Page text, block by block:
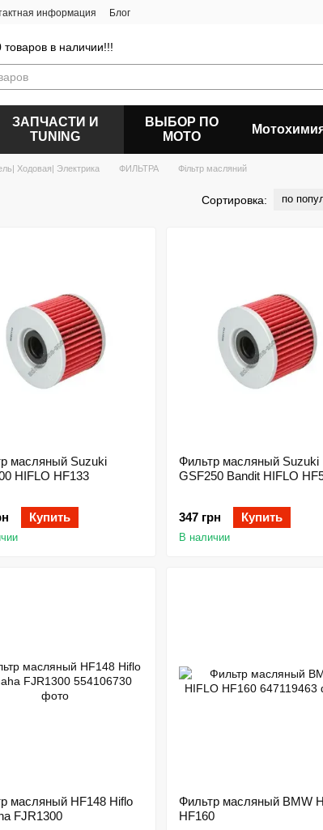
информация Блог
в наличии!!!
ЗАПЧАСТИ И
ТUNING
ВЫБОР ПО
МОТО
Ходовая| Электрика ФИЛЬТРА Фільтр масляний
Сортировка: по
масляный Suzuki
HIFLO HF133
Купить
Фильтр масляный Suzuki
GSF250 Bandit HIFLO
347 грн Купить
В наличии
масляный HF148 Hiflo
FJR1300
Фильтр масляный BMW
HF160